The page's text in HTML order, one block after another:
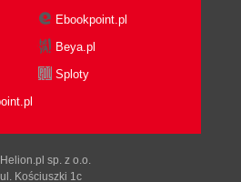
Ebookpoint.pl
Beya.pl
Sploty
Helion.pl sp. z o.o.
ul. Kościuszki 1c